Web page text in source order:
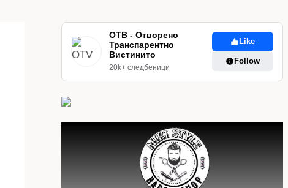
ОТВ - Отворено
Транспарентно
Вистинито
20k+ следбеници
Like
Follow